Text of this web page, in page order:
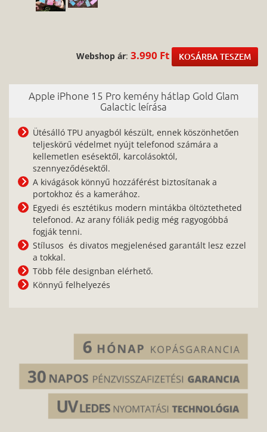
Webshop ár: 3.990 Ft KOSÁRBA TESZEM
Apple iPhone 15 Pro kemény hátlap Gold Glam
Galactic leírása
Ütésálló TPU anyagból készült, ennek köszönhetően
teljeskörű védelmet nyújt telefonod számára a
kellemetlen esésektől, karcolásoktól,
szennyeződésektől.
A kivágások könnyű hozzáférést biztosítanak a
portokhoz és a kamerához.
Egyedi és esztétikus modern mintákba öltöztetheted
telefonod. Az arany fóliák pedig még ragyogóbbá
fogják tenni.
Stílusos és divatos megjelenésed garantált lesz ezzel
a tokkal.
Több féle designban elérhető.
Könnyű felhelyezés